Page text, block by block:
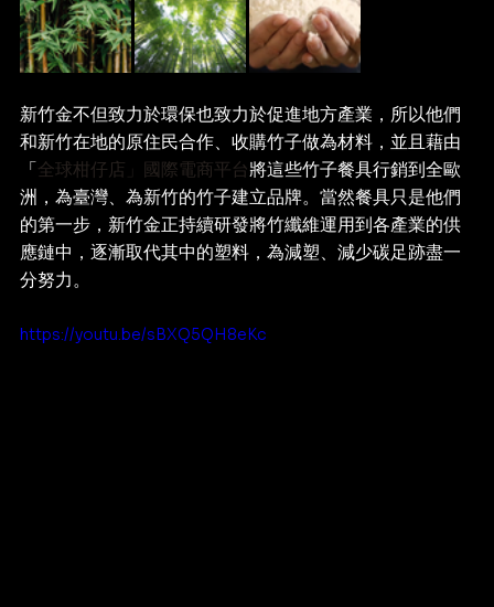
新竹金不但致力於環保也致力於促進地方產業，所以他們
和新竹在地的原住民合作、收購竹子做為材料，並且藉由
「全球柑仔店」國際電商平台將這些竹子餐具行銷到全歐
洲，為臺灣、為新竹的竹子建立品牌。當然餐具只是他們
的第一步，新竹金正持續研發將竹纖維運用到各產業的供
應鏈中，逐漸取代其中的塑料，為減塑、減少碳足跡盡一
分努力。
https://youtu.be/sBXQ5QH8eKc